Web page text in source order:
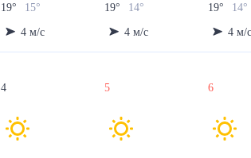
19° 15°
4 м/с
19° 14°
4 м/с
19° 14°
4 м/
4 5 6